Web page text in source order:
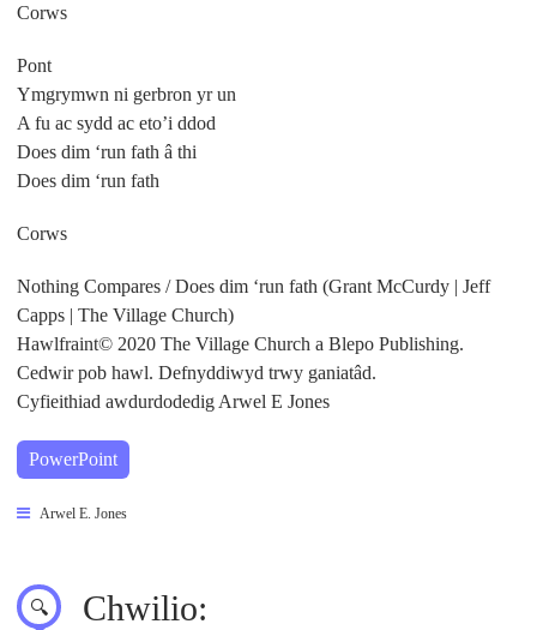
Corws
Pont
Ymgrymwn ni gerbron yr un
A fu ac sydd ac eto’i ddod
Does dim ‘run fath â thi
Does dim ‘run fath
Corws
Nothing Compares / Does dim ‘run fath (Grant McCurdy | Jeff
Capps | The Village Church)
Hawlfraint© 2020 The Village Church a Blepo Publishing.
Cedwir pob hawl. Defnyddiwyd trwy ganiatâd.
Cyfieithiad awdurdodedig Arwel E Jones
PowerPoint
Arwel E. Jones
Chwilio: